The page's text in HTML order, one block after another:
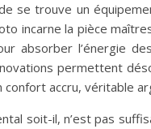
se trouve un
incarne la pièce
absorber l’énergie
permettent
accru, véritable
soit-il, n’est pas